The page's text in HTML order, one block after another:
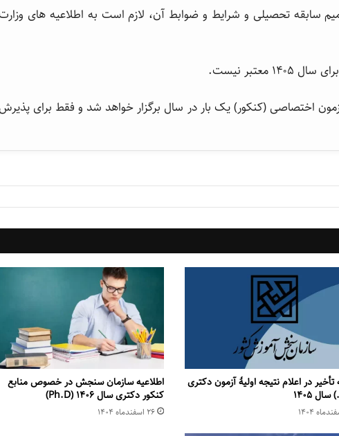
سابقه تحصیلی و شرایط و ضوابط آن، لازم است به اطلاعیه های
سال ۱۴۰۵ و بعد از آن، آزمون اختصاصی (کنکور) یک بار در سال برگزار خواهد شد و فقط برای
تأخیر در اعلام نتیجه اولیۀ آزمون دكتری
اطلاعیه سازمان سنجش در خصوص منابع
کنکور دكتری سال ۱۴۰۶ (Ph.D)
۲۶ اسفند‌ماه ۱۴۰۴